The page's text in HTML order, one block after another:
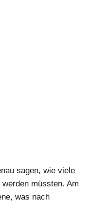
sagen, wie viele
müssten. Am
was nach